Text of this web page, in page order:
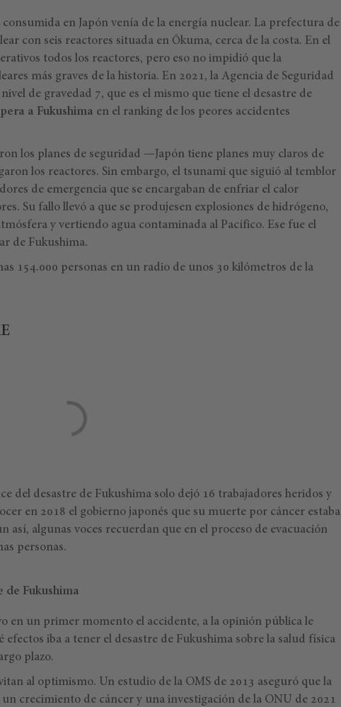
en Japón venía de la energía nuclear. La prefectura de
con seis reactores situada en Ōkuma, cerca de la costa. En el
todos los reactores, pero eso no impidió que la
más graves de la historia. En 2021, la Agencia de Seguridad
de gravedad 7, que es el mismo que tiene el desastre de
a Fukushima en el ranking de los peores accidentes
los planes de seguridad —Japón tiene planes muy claros de
los reactores. Sin embargo, el tsunami que siguió al temblor
de emergencia que se encargaban de enfriar el calor
Su fallo llevó a que se produjesen explosiones de hidrógeno,
y vertiendo agua contaminada al Pacífico. Ese fue el
de Fukushima.
154.000 personas en un radio de unos 30 kilómetros de la
del desastre de Fukushima solo dejó 16 trabajadores heridos y
en 2018 el gobierno japonés que su muerte por cáncer estaba
así, algunas voces recuerdan que en el proceso de evacuación
personas.
de Fukushima
en un primer momento el accidente, a la opinión pública le
iba a tener el desastre de Fukushima sobre la salud física
plazo.
al optimismo. Un estudio de la OMS de 2013 aseguró que la
crecimiento de cáncer y una investigación de la ONU de 2021